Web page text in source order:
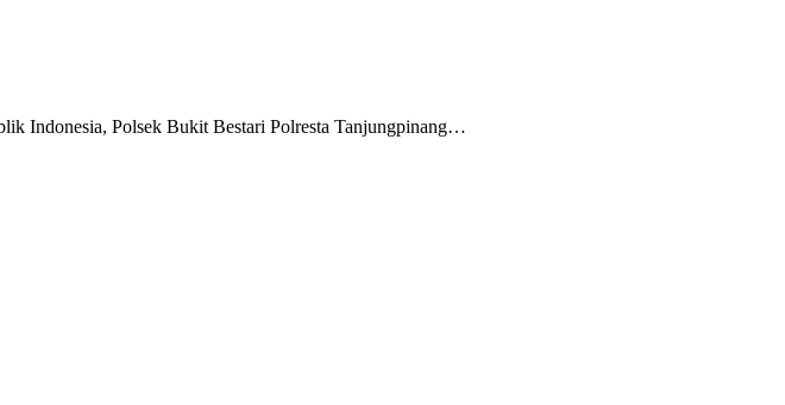
Indonesia, Polsek Bukit Bestari Polresta Tanjungpinang…